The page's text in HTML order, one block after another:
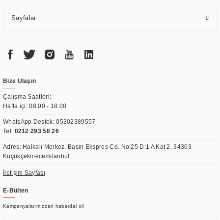
Sayfalar
Bize Ulaşın
Çalışma Saatleri:
Hafta içi: 08:00 - 18:00
WhatsApp Destek:05302389557
Tel: 0212 293 58 26
Adres: Halkalı Merkez, Basın Ekspres Cd. No:25 D:1 A Kat 2, 34303
Küçükçekmece/İstanbul
İletişim Sayfası
E-Bülten
Kampanyalarımızdan haberdal ol!